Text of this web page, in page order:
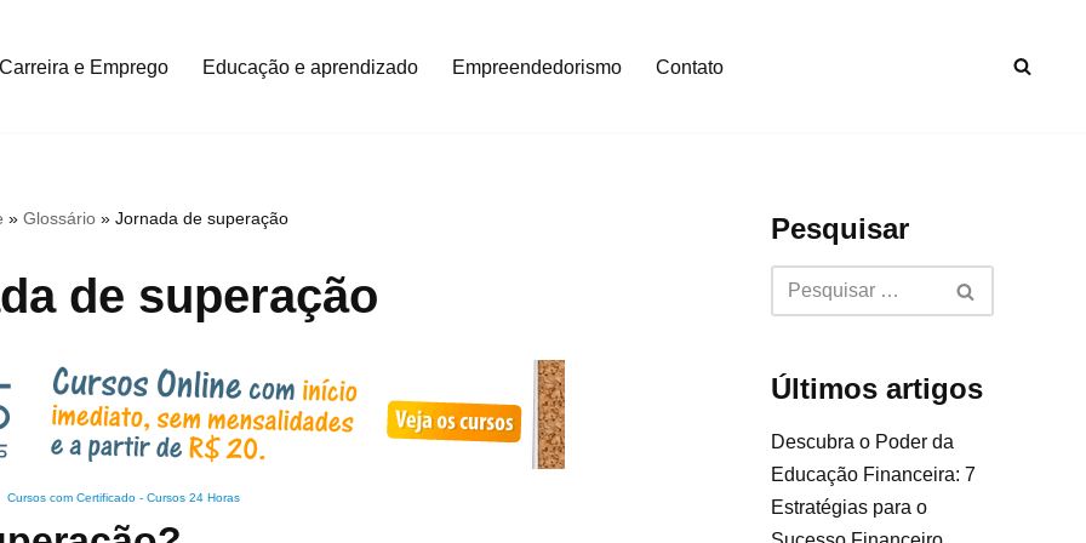
Carreira e Emprego Educação e aprendizado Empreendedorismo Contato
»Glossário »Jornada de superação
de superação
Cursos com Certificado- Cursos 24 Horas
Pesquisar
Últimos artigos
Descubra o Poder da
Educação Financeira: 7
Estratégias para o